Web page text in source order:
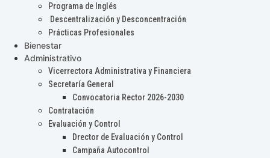
Programa de Inglés
Descentralización y Desconcentración
Prácticas Profesionales
Bienestar
Administrativo
Vicerrectora Administrativa y Financiera
Secretaría General
Convocatoria Rector 2026-2030
Contratación
Evaluación y Control
Drector de Evaluación y Control
Campaña Autocontrol